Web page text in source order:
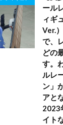
ール
ィギ
Ver.
で、
どの
す。
ルレ
ン」
アと
2023
イト